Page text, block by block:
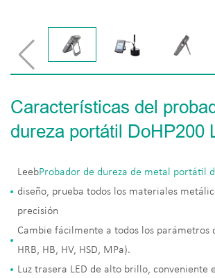
Características del
dureza portátil DoHP200
LeebProbador de dureza de metal portátil
diseño, prueba todos los materiales
precisión
Cambie fácilmente a todos los parámetros
HRB, HB, HV, HSD, MPa).
Luz trasera LED de alto brillo, conveniente